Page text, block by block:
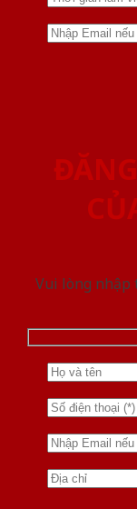
Vui lòng nhập